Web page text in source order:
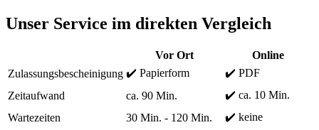
Unser Service im direkten Vergleich
Vor Ort
Online
Zulassungsbescheinigung ✔️ Papierform
✔️ PDF
Zeitaufwand
ca. 90 Min.
✔️ ca. 10 Min.
Wartezeiten
30 Min. - 120 Min. ✔️ keine